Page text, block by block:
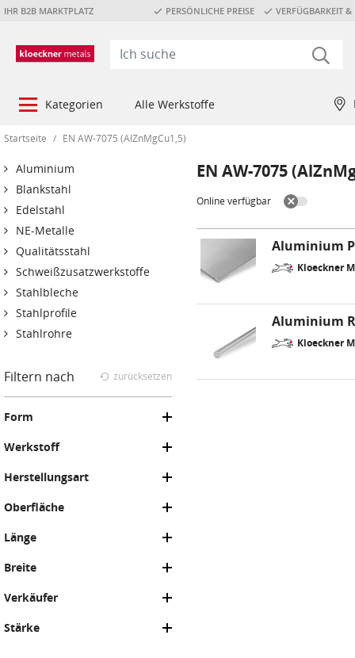
IHR B2B MARKTPLATZ PERSÖNLICHE PREISE VERFÜGBARKEIT &
Kategorien Alle Werkstoffe
Startseite / EN AW-7075 (AlZnMgCu1,5)
Aluminium
Blankstahl
Edelstahl
NE-Metalle
Qualitätsstahl
Schweißzusatzwerkstoffe
Stahlbleche
Stahlprofile
Stahlrohre
Filtern nach zurücksetzen
Form
Werkstoff
Herstellungsart
Oberfläche
Länge
Breite
Verkäufer
Stärke
EN AW-7075
Online verfügbar
Aluminium
Kloeckner
Aluminium
Kloeckner